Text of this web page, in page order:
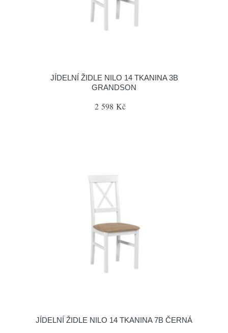
JÍDELNÍ ŽIDLE NILO 14 TKANINA 3B
GRANDSON
2 598 Kč
JÍDELNÍ ŽIDLE NILO 14 TKANINA 7B ČERNÁ